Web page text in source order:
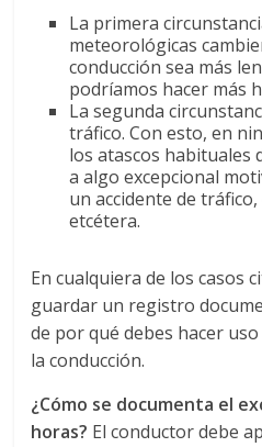
p
o
s
La primera
meteorológicas
conducción sea más
podríamos hacer más
La segunda
tráfico. Con esto, en
los atascos habituales
a algo excepcional
un accidente de
etcétera.
En cualquiera de los casos
guardar un registro
de por qué debes hacer
la conducción.
¿Cómo se documenta el
horas? El conductor debe